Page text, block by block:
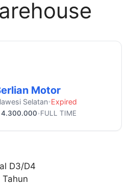
Motor
Selatan•Expired
4.300.000 •FULL TIME
D3/D4